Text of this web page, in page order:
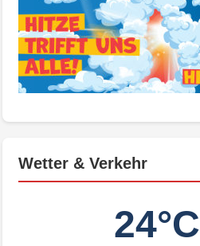
Wetter & Verkehr
24°C